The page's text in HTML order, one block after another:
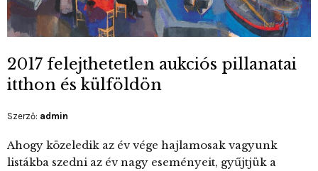
2017 felejthetetlen aukciós pillanatai
itthon és külföldön
Szerző: admin
Ahogy közeledik az év vége hajlamosak vagyunk
listákba szedni az év nagy eseményeit, gyűjtjük a